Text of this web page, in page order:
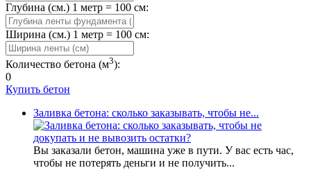
Глубина (см.) 1 метр = 100 см:
Ширина (см.) 1 метр = 100 см:
Количество бетона (м3):
0
Купить бетон
Заливка бетона: сколько заказывать, чтобы не...
Вы заказали бетон, машина уже в пути. У вас есть час,
чтобы не потерять деньги и не получить...